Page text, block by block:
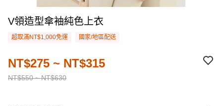
V領造型傘袖純色上衣
超取滿NT$1,000免運 國家/地區配送
NT$550 ~ NT$630
NT$275 ~ NT$315